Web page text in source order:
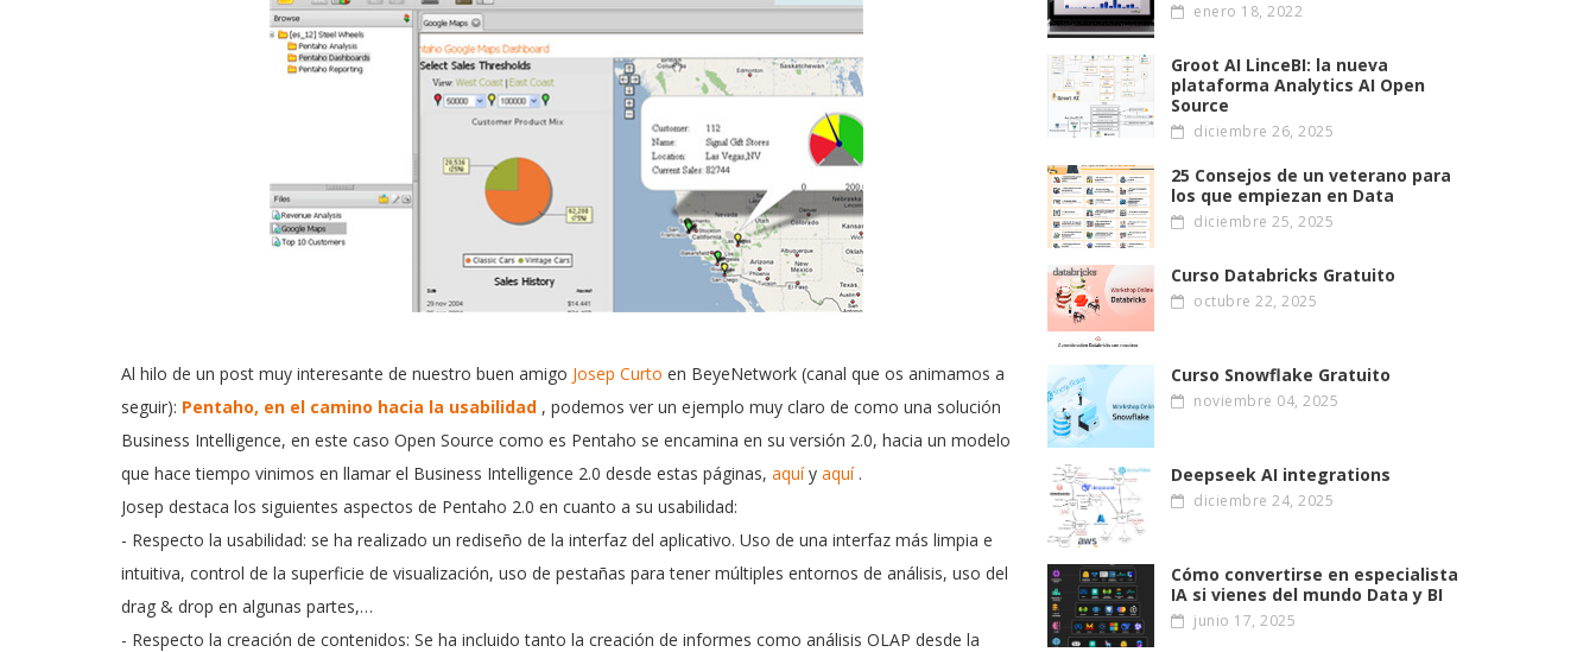
Al hilo de un post muy interesante de nuestro buen amigo Josep Curto en BeyeNetwork (canal que os animamos a
seguir): Pentaho, en el camino hacia la usabilidad , podemos ver un ejemplo muy claro de como una solución
Business Intelligence, en este caso Open Source como es Pentaho se encamina en su versión 2.0, hacia un modelo
que hace tiempo vinimos en llamar el Business Intelligence 2.0 desde estas páginas, aquí y aquí .
Josep destaca los siguientes aspectos de Pentaho 2.0 en cuanto a su usabilidad:
- Respecto la usabilidad: se ha realizado un rediseño de la interfaz del aplicativo. Uso de una interfaz más limpia e
intuitiva, control de la superficie de visualización, uso de pestañas para tener múltiples entornos de análisis, uso del
drag & drop en algunas partes,…
- Respecto la creación de contenidos: Se ha incluido tanto la creación de informes como análisis OLAP desde la
enero 18, 2022
Groot AI LinceBI: la nueva
plataforma Analytics AI Open
Source
diciembre 26, 2025
25 Consejos de un veterano para
los que empiezan en Data
diciembre 25, 2025
Curso Databricks Gratuito
octubre 22, 2025
Curso Snowflake Gratuito
noviembre 04, 2025
Deepseek AI integrations
diciembre 24, 2025
Cómo convertirse en especialista
IA si vienes del mundo Data y BI
junio 17, 2025